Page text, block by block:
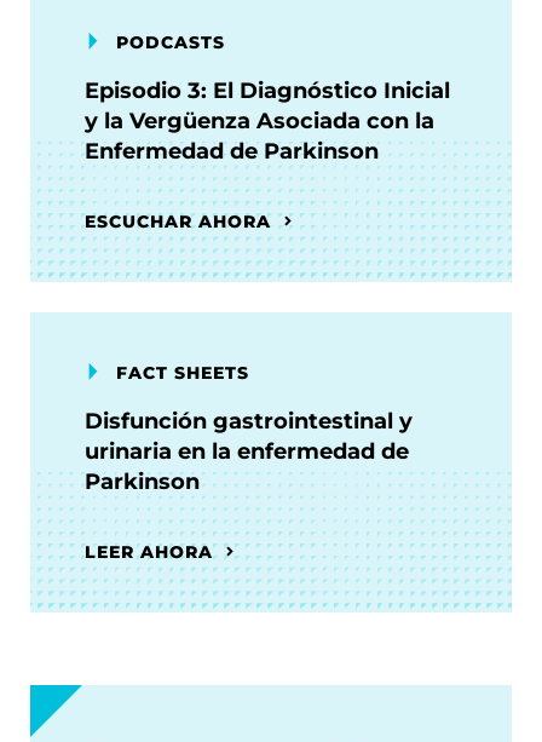
PODCASTS
Episodio 3: El Diagnóstico Inicial
y la Vergüenza Asociada con la
Enfermedad de Parkinson
ESCUCHAR AHORA
FACT SHEETS
Disfunción gastrointestinal y
urinaria en la enfermedad de
Parkinson
LEER AHORA